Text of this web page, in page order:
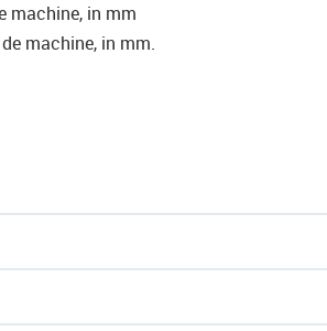
machine, in mm
machine, in mm.